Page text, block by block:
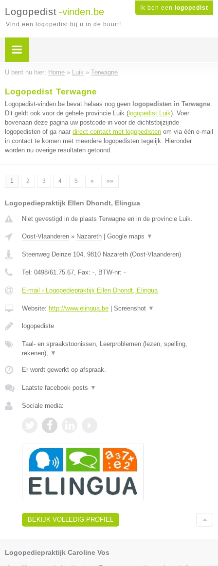
Ik ben een logopedist
Logopedist -vinden.be
Vind een logopedist bij u in de buurt!
U bent nu hier: Home » Luik » Terwagne
Logopedist Terwagne
Logopedist-vinden.be bevat helaas nog geen logopedisten in Terwagne.
Dit geldt ook voor de gehele provincie Luik ( logopedist Luik). Voer
bovenaan deze pagina uw postcode in voor de dichtstbijzijnde
logopedisten of ga naar direct contact met logopedisten om via één e-mail
in contact te komen met meerdere logopedisten tegelijk. Hieronder
worden nu overige resultaten getoond.
1 2 3 4 5 » »»
Logopediepraktijk Ellen Dhondt, Elingua
Niet gevestigd in de plaats Terwagne en in de provincie Luik.
Oost-Vlaanderen » Nazareth Google maps ▼
Steenweg Deinze 104, 9810 Nazareth (Oost-Vlaanderen)
Tel: 0498/61.75.67, Fax: -, BTW-nr: -
E-mail › Logopediepraktijk Ellen Dhondt, Elingua
Website: http://www.elingua.be Screenshot ▼
logopediste
Taal- en spraakstoonissen, Leerproblemen (lezen, spelling,
rekenen), ▼
Er wordt gewerkt op afspraak.
Laatste facebook posts ▼
Sociale media:
BEKIJK VOLLEDIG PROFIEL
Logopediepraktijk Caroline Vos